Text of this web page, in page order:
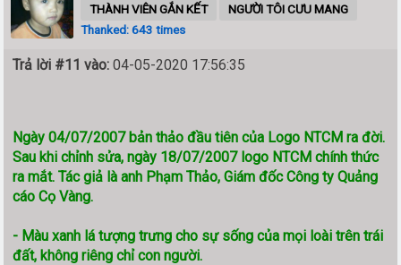
THÀNH VIÊN GẮN KẾT
NGƯỜI TÔI CƯU MANG
Thanked: 643 times
Trả lời #11 vào: 04-05-2020 17:56:35
Ngày 04/07/2007 bản thảo đầu tiên của Logo NTCM ra đời.
Sau khi chỉnh sửa, ngày 18/07/2007 logo NTCM chính thức
ra mắt. Tác giả là anh Phạm Thảo, Giám đốc Công ty Quảng
cáo Cọ Vàng.
- Màu xanh lá tượng trưng cho sự sống của mọi loài trên trái
đất, không riêng chỉ con người.